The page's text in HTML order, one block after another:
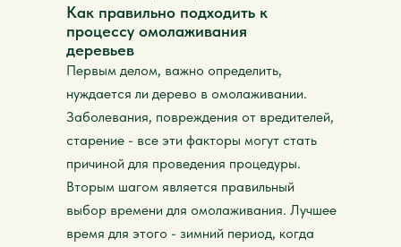
Как правильно подходить к
процессу омолаживания
деревьев
Первым делом, важно определить,
нуждается ли дерево в омолаживании.
Заболевания, повреждения от вредителей,
старение - все эти факторы могут стать
причиной для проведения процедуры.
Вторым шагом является правильный
выбор времени для омолаживания. Лучшее
время для этого - зимний период, когда